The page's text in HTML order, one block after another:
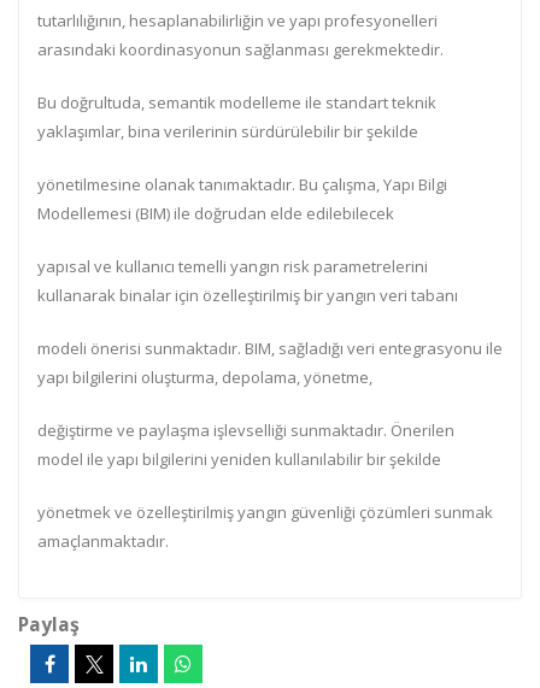
tutarlılığının, hesaplanabilirliğin ve yapı profesyonelleri
arasındaki koordinasyonun sağlanması gerekmektedir.
Bu doğrultuda, semantik modelleme ile standart teknik
yaklaşımlar, bina verilerinin sürdürülebilir bir şekilde
yönetilmesine olanak tanımaktadır. Bu çalışma, Yapı Bilgi
Modellemesi (BIM) ile doğrudan elde edilebilecek
yapısal ve kullanıcı temelli yangın risk parametrelerini
kullanarak binalar için özelleştirilmiş bir yangın veri tabanı
modeli önerisi sunmaktadır. BIM, sağladığı veri entegrasyonu ile
yapı bilgilerini oluşturma, depolama, yönetme,
değiştirme ve paylaşma işlevselliği sunmaktadır. Önerilen
model ile yapı bilgilerini yeniden kullanılabilir bir şekilde
yönetmek ve özelleştirilmiş yangın güvenliği çözümleri sunmak
amaçlanmaktadır.
Paylaş